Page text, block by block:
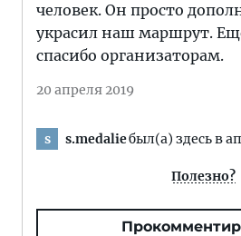
человек. Он просто
украсил наш маршрут.
спасибо организаторам.
20 апреля 2019
s s.medalieбыл(а) здесь в
Полезно?